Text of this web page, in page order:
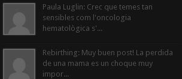
Paula Luglin: Crec que temes tan
sensibles com l'oncologia
hematològica s'...
Rebirthing: Muy buen post! La perdida
de una mama es un choque muy
impor...